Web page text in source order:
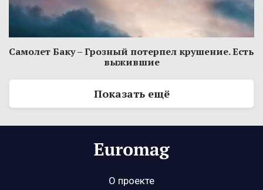
Самолет Баку – Грозный потерпел крушение. Есть
выжившие
Показать ещё
О проекте